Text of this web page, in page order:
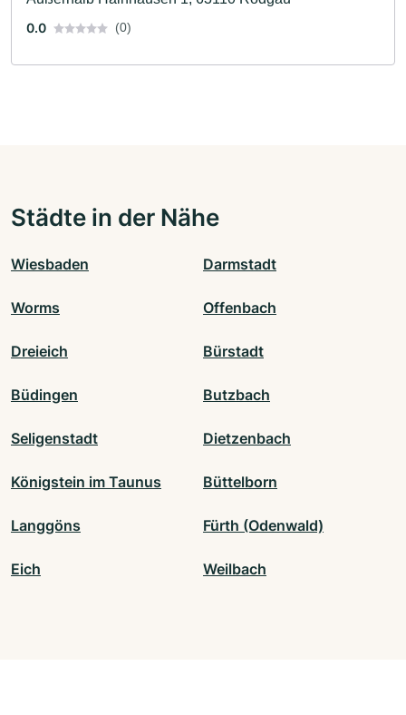
0.0
(0)
Städte in der Nähe
Wiesbaden Darmstadt
Worms Offenbach
Dreieich Bürstadt
Büdingen Butzbach
Seligenstadt Dietzenbach
Königstein im Taunus Büttelborn
Langgöns Fürth (Odenwald)
Eich Weilbach